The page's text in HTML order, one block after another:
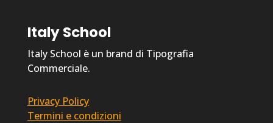
Italy School
Italy School è un brand di Tipografia
Commerciale.
Privacy Policy
Termini e condizioni